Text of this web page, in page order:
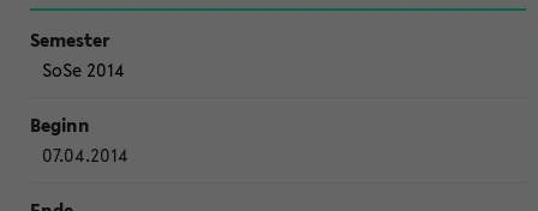
SoSe 2014
07.04.2014